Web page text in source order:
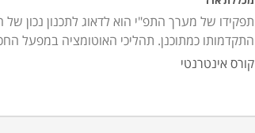
תפקידו של מערך התפ"י הוא לדאוג לתכנון נכון
התקדמותו כמתוכנן. תהליכי האוטומציה במפעל
קורס אינטרנטי